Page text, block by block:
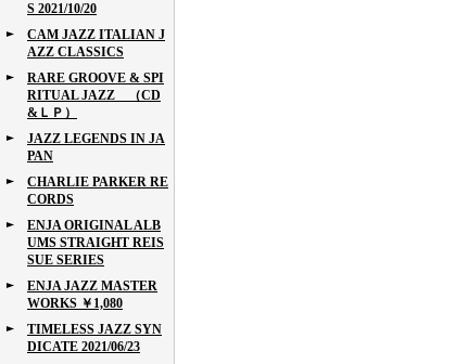
S 2021/10/20
CAM JAZZ ITALIAN J
AZZ CLASSICS
RARE GROOVE & SPI
RITUAL JAZZ （CD
&ＬＰ）
JAZZ LEGENDS IN JA
PAN
CHARLIE PARKER RE
CORDS
ENJA ORIGINAL ALB
UMS STRAIGHT REIS
SUE SERIES
ENJA JAZZ MASTER
WORKS ￥1,080
TIMELESS JAZZ SYN
DICATE 2021/06/23